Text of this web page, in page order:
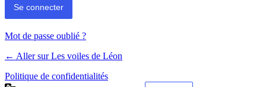
Mot de passe oublié ?
← Aller sur Les voiles de Léon
Politique de confidentialités